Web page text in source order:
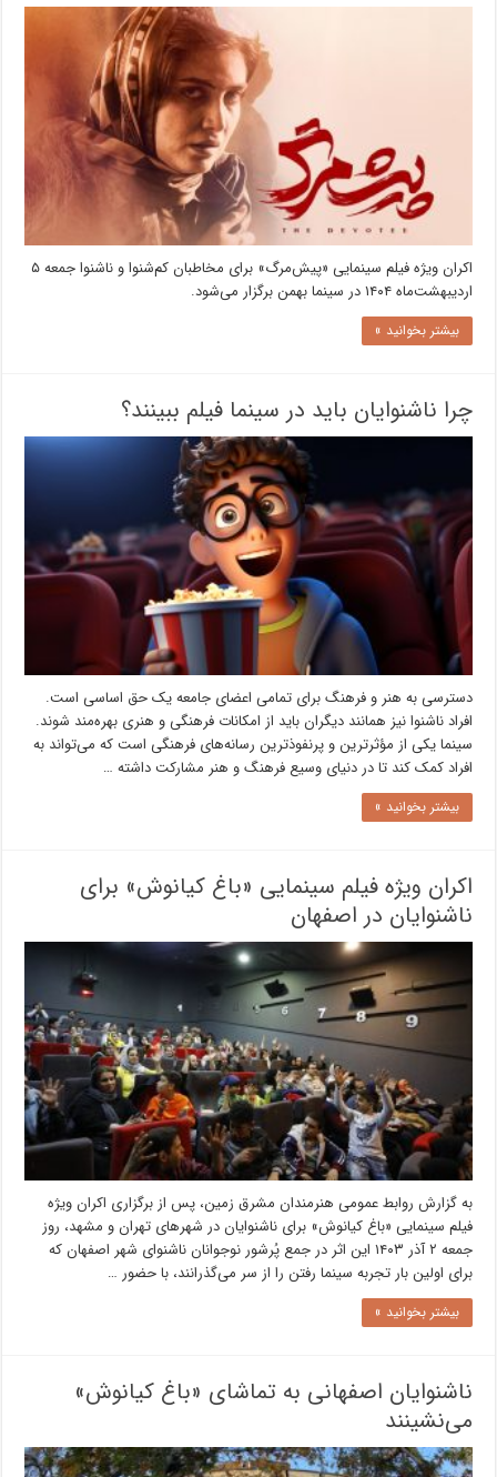
اکران ویژه فیلم سینمایی «پیش‌مرگ» برای مخاطبان کم‌شنوا و ناشنوا جمعه ۵
اردیبهشت‌ماه ۱۴۰۴ در سینما بهمن برگزار می‌شود.
بیشتر بخوانید »
چرا ناشنوایان باید در سینما فیلم ببینند؟
دسترسی به هنر و فرهنگ برای تمامی اعضای جامعه یک حق اساسی است.
افراد ناشنوا نیز همانند دیگران باید از امکانات فرهنگی و هنری بهره‌مند شوند.
سینما یکی از مؤثرترین و پرنفوذترین رسانه‌های فرهنگی است که می‌تواند به
افراد کمک کند تا در دنیای وسیع فرهنگ و هنر مشارکت داشته …
بیشتر بخوانید »
اکران ویژه فیلم سینمایی «باغ کیانوش» برای
ناشنوایان در اصفهان
به گزارش روابط عمومی هنرمندان مشرق زمین، پس از برگزاری اکران ویژه
فیلم سینمایی «باغ کیانوش» برای ناشنوایان در شهرهای تهران و مشهد، روز
جمعه ۲ آذر ۱۴۰۳ این اثر در جمع پُرشور نوجوانان ناشنوای شهر اصفهان که
برای اولین بار تجربه سینما رفتن را از سر می‌گذرانند، با حضور …
بیشتر بخوانید »
ناشنوایان اصفهانی به تماشای «باغ کیانوش»
می‌نشینند